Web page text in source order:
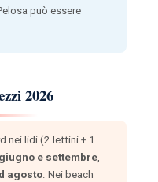
può essere
2026
nei lidi (2 lettini + 1
e settembre,
agosto. Nei beach